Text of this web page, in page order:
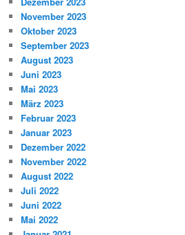
November 2023
Oktober 2023
September 2023
August 2023
Juni 2023
Mai 2023
März 2023
Februar 2023
Januar 2023
Dezember 2022
November 2022
August 2022
Juli 2022
Juni 2022
Mai 2022